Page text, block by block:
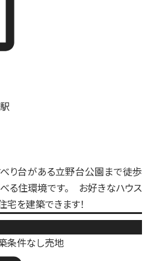
り台がある立野台公園まで徒歩
る住環境です。 お好きなハウス
宅を建築できます！
条件なし売地